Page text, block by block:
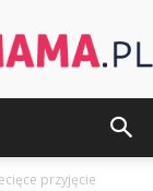
przyjęcie